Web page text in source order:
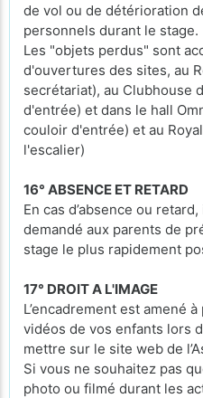
de vol ou de détérioration
personnels durant le stage.
Les "objets perdus" sont
d'ouvertures des sites, au
secrétariat), au Clubhouse
d'entrée) et dans le hall
couloir d'entrée) et au
l'escalier)
16° ABSENCE ET RETARD
En cas d’absence ou
demandé aux parents de
stage le plus rapidement
17° DROIT A L'IMAGE
L’encadrement est amené
vidéos de vos enfants lors
mettre sur le site web de
Si vous ne souhaitez pas
photo ou filmé durant les